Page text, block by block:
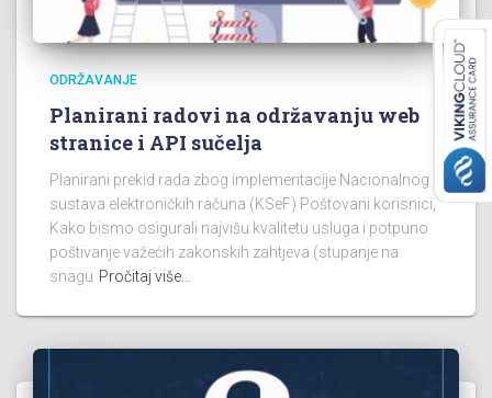
ODRŽAVANJE
Planirani radovi na održavanju web
stranice i API sučelja
Planirani prekid rada zbog implementacije Nacionalnog
sustava elektroničkih računa (KSeF) Poštovani korisnici,
Kako bismo osigurali najvišu kvalitetu usluga i potpuno
poštivanje važećih zakonskih zahtjeva (stupanje na
snagu Pročitaj više…